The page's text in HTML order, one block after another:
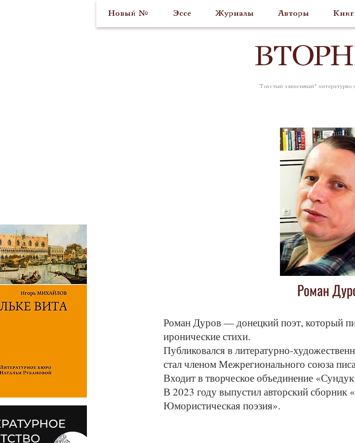
Новый № Эссе Журналы Авторы
ВТОР
Толстый зависимый*
Роман
Роман Дуров — донецкий поэт, который
иронические стихи.
Публиковался в
стал членом Межрегионального союза
Входит в творческое объединение
В 2023 году выпустил авторский сборник
Юмористическая поэзия».